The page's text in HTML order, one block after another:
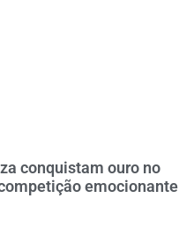
conquistam ouro no
emocionante